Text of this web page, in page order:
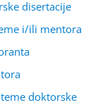
disertacije
i/ili mentora
doktorske